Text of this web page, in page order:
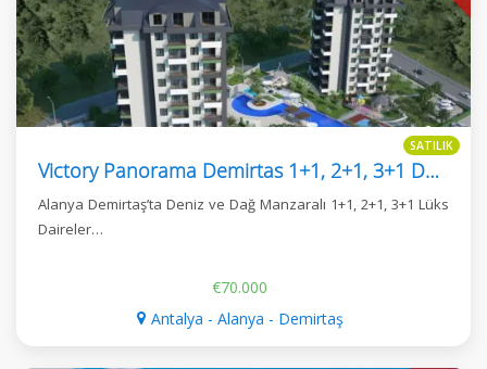
SATILIK
Victory Panorama Demirtas 1+1, 2+1, 3+1 Daireler
Alanya Demirtaş’ta Deniz ve Dağ Manzaralı 1+1, 2+1, 3+1 Lüks
Daireler…
€70.000
Antalya - Alanya - Demirtaş